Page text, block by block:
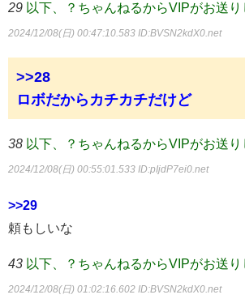
29 以下、？ちゃんねるからVIPがお送り
2024/12/08(日) 00:47:10.583 ID:BVSN2kdX0.net
>>28
ロボだからカチカチだけど
38 以下、？ちゃんねるからVIPがお送り
2024/12/08(日) 00:55:01.533 ID:pIjdP7ei0.net
>>29
頼もしいな
43 以下、？ちゃんねるからVIPがお送り
2024/12/08(日) 01:02:16.602 ID:BVSN2kdX0.net